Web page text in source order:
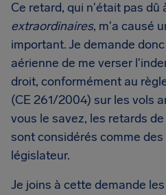
Ce retard, qui n'était pas dû
extraordinaires, m'a causé
important. Je demande
aérienne de me verser
droit, conformément au
(CE 261/2004) sur les vols
vous le savez, les retards
sont considérés comme
législateur.
Je joins à cette demande